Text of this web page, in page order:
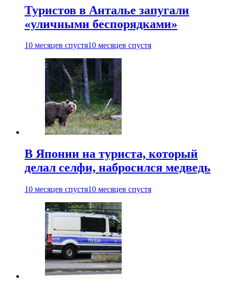
Туристов в Анталье запугали
«уличными беспорядками»
10 месяцев спустя10 месяцев спустя
В Японии на туриста, который
делал селфи, набросился медведь
10 месяцев спустя10 месяцев спустя